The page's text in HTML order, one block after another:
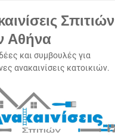
Σπιτιών
Αθήνα
και συμβουλές για
ανακαινίσεις κατοικιών.